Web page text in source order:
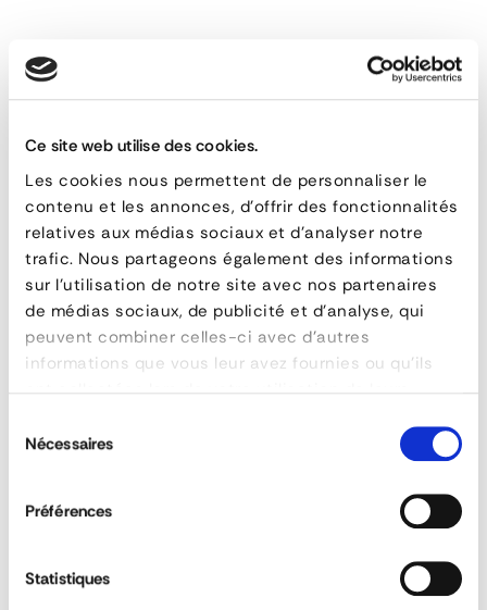
Ce site web utilise des cookies.
Les cookies nous permettent de personnaliser le
contenu et les annonces, d'offrir des fonctionnalités
relatives aux médias sociaux et d'analyser notre
trafic. Nous partageons également des informations
sur l'utilisation de notre site avec nos partenaires
de médias sociaux, de publicité et d'analyse, qui
peuvent combiner celles-ci avec d'autres
informations que vous leur avez fournies ou qu'ils
duNécessaires
Préférences
Statistiques
TECHNICAL DESCRIPTION
4-strand Grade 80 Chain Sling
4-
strand
Grade
80
FEATURES
materialAcier allié HR 1
QUESTIONS & ANSWERS